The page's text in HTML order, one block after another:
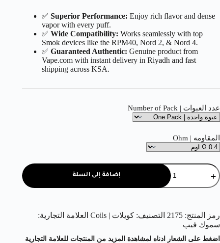
✅ Superior Performance: Enjoy rich flavor and dense
vapor with every puff.
✅ Wide Compatibility: Works seamlessly with top
Smok devices like the RPM40, Nord 2, & Nord 4.
✅ Guaranteed Authentic: Genuine product from
Vape.com with instant delivery in Riyadh and fast
shipping across KSA.
عدد العبوات | Number of Pack
المقاومه | Ohm
إضافة إلى السلة
رمز المنتج: 2175 التصنيف: كويلات | Coils
العلامة التجارية:
سموك فيب
اضغط على الشعار ادناه لمشاهدة المزيد من المنتجات للعلامة التجارية